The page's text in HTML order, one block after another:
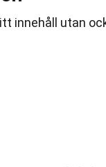
innehåll utan